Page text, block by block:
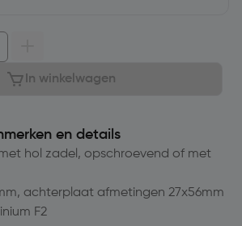
In winkelwagen
en details
hol zadel, opschroevend of met
achterplaat afmetingen 27x56mm
F2